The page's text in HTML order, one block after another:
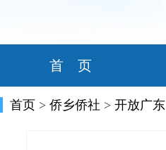
首 页
首页 > 侨乡侨社 > 开放广东